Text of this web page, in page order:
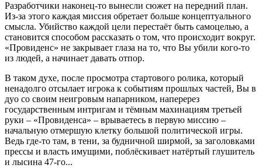
Разработчики наконец-то вынесли сюжет на передний план.
Из-за этого каждая миссия обретает больше концептуального
смысла. Убийство каждой цели перестаёт быть самоцелью, а
становится способом рассказать о том, что происходит вокруг.
«Провиденс» не закрывает глаза на то, что Вы убили кого-то
из людей, а начинает давать отпор.
В таком духе, после просмотра стартового ролика, который
ненадолго отсылает игрока к событиям прошлых частей, Вы в
дуо со своим неигровым напарником, наперерез
государственным интригам и тёмным махинациям третьей
руки – «Провиденса» – врываетесь в первую миссию –
начальную отмершую клетку большой политической игры.
Ведь где-то там, в тени, за будничной ширмой, за заголовками
прессы и власть имущими, поблёскивает натёртый глушитель
и лысина 47-го...